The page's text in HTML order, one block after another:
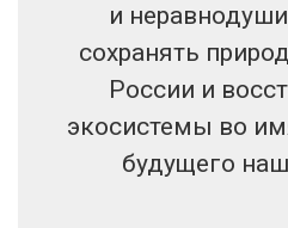
и
сохранять
России и
экосистемы во
будущего